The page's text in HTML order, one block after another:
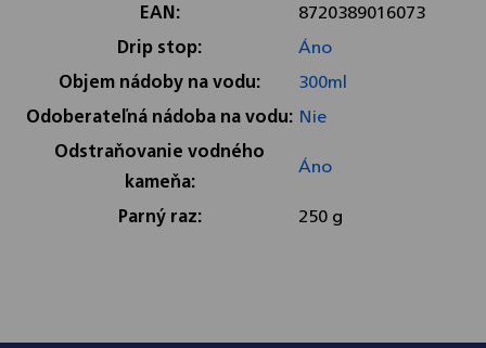
EAN:
8720389016073
Drip stop:
Áno
Objem nádoby na vodu:
300ml
Odoberateľná nádoba na vodu: Nie
Odstraňovanie vodného
kameňa:
Áno
Parný raz: 250 g